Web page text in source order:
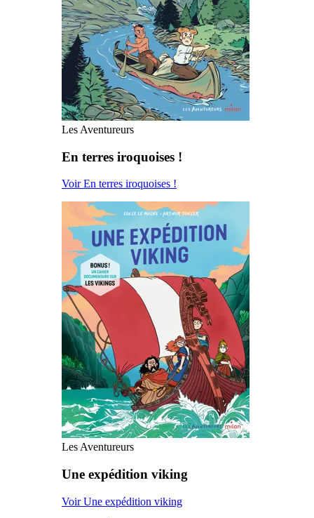
Les Aventureurs
En terres iroquoises !
Voir En terres iroquoises !
Les Aventureurs
Une expédition viking
Voir Une expédition viking